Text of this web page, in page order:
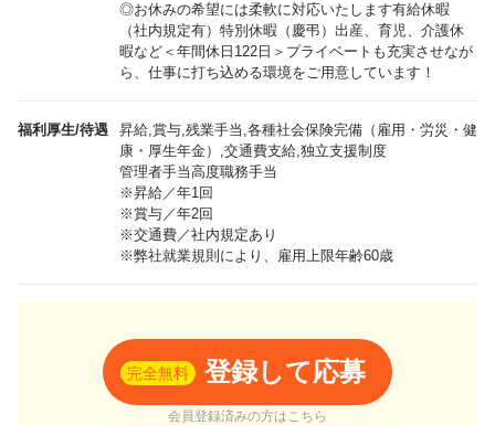
◎お休みの希望には柔軟に対応いたします有給休暇
（社内規定有）特別休暇（慶弔）出産、育児、介護休
暇など＜年間休日122日＞プライベートも充実させなが
ら、仕事に打ち込める環境をご用意しています！
福利厚生/待遇
昇給,賞与,残業手当,各種社会保険完備（雇用・労災・健
康・厚生年金）,交通費支給,独立支援制度
管理者手当高度職務手当
※昇給／年1回
※賞与／年2回
※交通費／社内規定あり
※弊社就業規則により、雇用上限年齢60歳
完全無料 登録して応募
会員登録済みの方はこちら